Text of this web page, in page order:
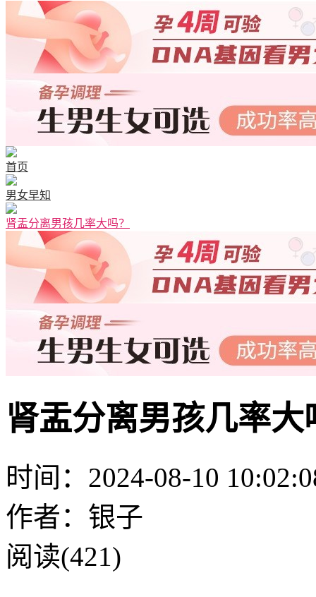
首页
男女早知
肾盂分离男孩几率大吗？
肾盂分离男孩几率大
时间：2024-08-10
作者：银子
阅读(421)